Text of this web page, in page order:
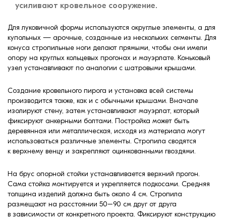
усиливают кровельное сооружение.
Для луковичной формы используются округлые элементы, а для
купольных — арочные, созданные из нескольких сегменты. Для
конуса стропильные ноги делают прямыми, чтобы они имели
опору на круглых кольцевых прогонах и мауэрлате. Коньковый
узел устанавливают по аналогии с шатровыми крышами.
Создание кровельного пирога и установка всей системы
производится также, как и с обычными крышами. Вначале
изолируют стену, затем устанавливают мауэрлат, который
фиксируют анкерными болтами. Постройка может быть
деревянная или металлическая, исходя из материала могут
использоваться различные элементы. Стропила сводятся
к верхнему венцу и закрепляют оцинкованными гвоздями.
На брус опорной стойки устанавливается верхний прогон.
Сама стойка монтируется и укрепляется подкосами. Средняя
толщина изделий должна быть около 4 см. Стропила
размещают на расстоянии 50–90 см друг от друга
в зависимости от конкретного проекта. Фиксируют конструкцию